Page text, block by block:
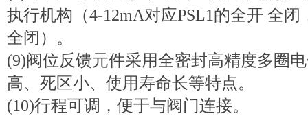
执行机构（4-12mA对应PSL1的全开 全闭
全闭）。
(9)阀位反馈元件采用全密封高精度多圈
高、死区小、使用寿命长等特点。
(10)行程可调，便于与阀门连接。